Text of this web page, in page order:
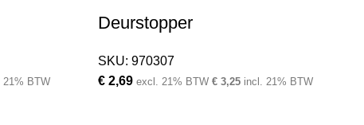
21% BTW
Deurstopper
SKU: 970307
€2,69 excl. 21% BTW €3,25incl. 21% BTW